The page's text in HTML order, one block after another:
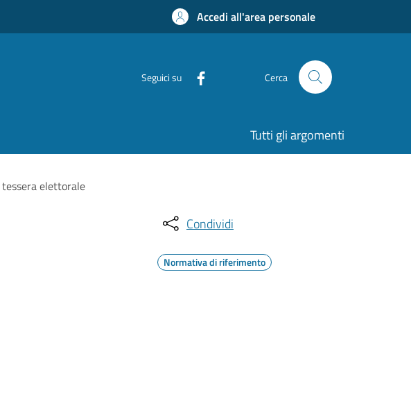
Accedi all'area personale
Seguici su Cerca
Tutti gli argomenti
elettorale
Condividi
Normativa di riferimento